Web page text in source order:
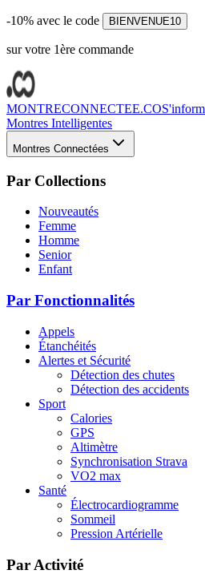
-10% avec le code BIENVENUE10
sur votre 1ère commande
MONTRECONNECTEE.CO
Montres Intelligentes
Montres Connectées
Par Collections
Nouveautés
Femme
Homme
Senior
Enfant
Par Fonctionnalités
Appels
Étanchéités
Alertes et Sécurité
Détection des chutes
Détection des accidents
Sport
Calories
GPS
Altimètre
Synchronisation Strava
VO2 max
Santé
Électrocardiogramme
Sommeil
Pression Artérielle
Par Activité